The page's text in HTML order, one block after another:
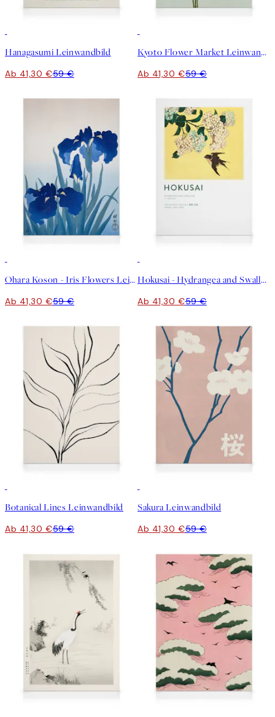
Hanagasumi Leinwandbild
Ab 41,30 €59 €
Kyoto Flower Market Leinwandbild
Ab 41,30 €59 €
Ohara Koson - Iris Flowers Leinwandbild
Ab 41,30 €59 €
Hokusai - Hydrangea and Swallow Leinwandbild
Ab 41,30 €59 €
Botanical Lines Leinwandbild
Ab 41,30 €59 €
Sakura Leinwandbild
Ab 41,30 €59 €